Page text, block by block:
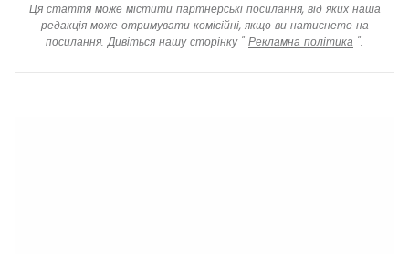
Ця стаття може містити партнерські посилання, від яких наша
редакція може отримувати комісійні, якщо ви натиснете на
посилання. Дивіться нашу сторінку " Рекламна політика ".